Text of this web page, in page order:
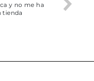
y no me ha
tienda